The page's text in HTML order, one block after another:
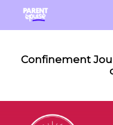
Confinement